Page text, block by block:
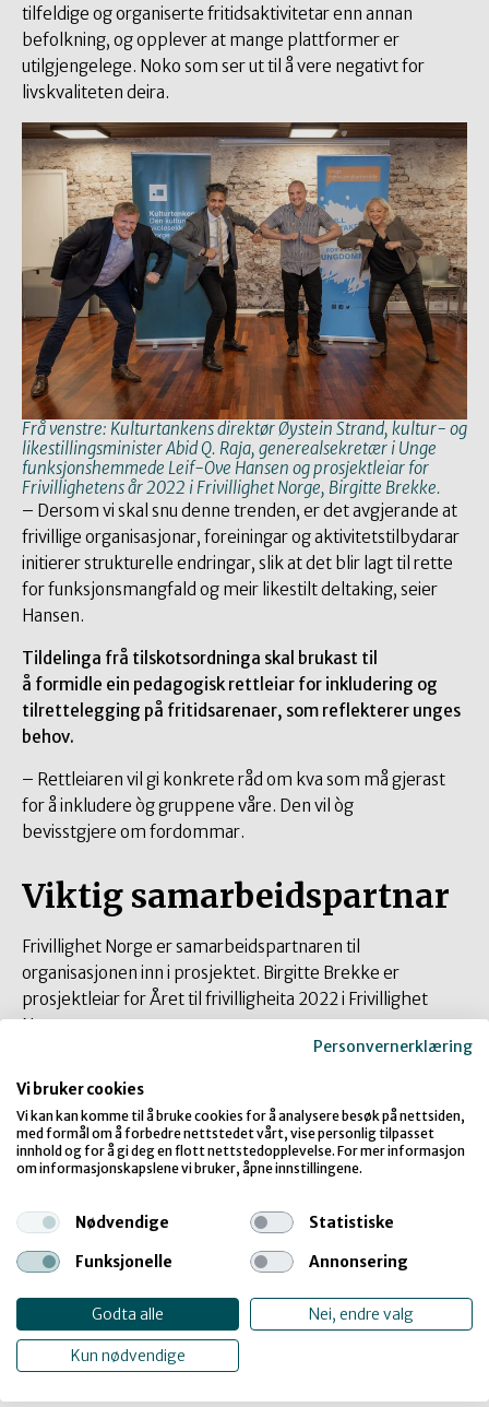
tilfeldige og organiserte fritidsaktivitetar enn annan
befolkning, og opplever at mange plattformer er
utilgjengelege. Noko som ser ut til å vere negativt for
livskvaliteten deira.
Frå venstre: Kulturtankens direktør Øystein Strand, kultur- og
likestillingsminister Abid Q. Raja, generealsekretær i Unge
funksjonshemmede Leif-Ove Hansen og prosjektleiar for
Frivillighetens år 2022 i Frivillighet Norge, Birgitte Brekke.
– Dersom vi skal snu denne trenden, er det avgjerande at
frivillige organisasjonar, foreiningar og aktivitetstilbydarar
initierer strukturelle endringar, slik at det blir lagt til rette
for funksjonsmangfald og meir likestilt deltaking, seier
Hansen.
Tildelinga frå tilskotsordninga skal brukast til
å formidle ein pedagogisk rettleiar for inkludering og
tilrettelegging på fritidsarenaer, som reflekterer unges
behov.
– Rettleiaren vil gi konkrete råd om kva som må gjerast
for å inkludere òg gruppene våre. Den vil òg
bevisstgjere om fordommar.
Viktig samarbeidspartnar
Frivillighet Norge er samarbeidspartnaren til
organisasjonen inn i prosjektet. Birgitte Brekke er
prosjektleiar for Året til frivilligheita 2022 i Frivillighet
Norge.
– Unge funksjonshemmede sitt
«Barrierefri fritid-prosjekt og
Frivillligheten sitt år er ein perfekt
match. Vi skal setje varige spor i
mangfaldsarbeidet i frivillig sektor!
seier Birgitte Brekke, prosjektleiar for
Året til frivilligheita 2022 i Frivillighet
Personvernerklæring
Vi bruker cookies
Vi kan kan komme til å bruke cookies for å analysere besøk på nettsiden,
med formål om å forbedre nettstedet vårt, vise personlig tilpasset
innhold og for å gi deg en flott nettstedopplevelse. For mer informasjon
om informasjonskapslene vi bruker, åpne innstillingene.
Nødvendige
Statistiske
Funksjonelle
Annonsering
Godta alle Nei, endre valg
Kun nødvendige